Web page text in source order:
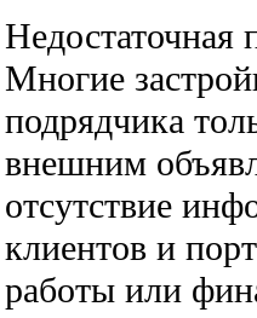
Недостаточная
Многие
подрядчика
внешним
отсутствие
клиентов и
работы или